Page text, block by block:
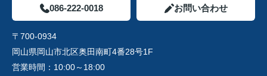
086-222-0018 お問い合わせ
〒700-0934
岡山県岡山市北区奥田南町4番28号1F
営業時間： 10:00～18:00